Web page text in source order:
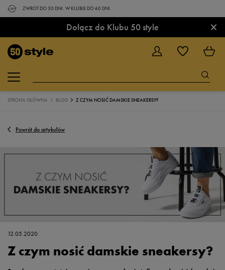
ZWROT DO 30 DNI. W KLUBIE DO 60 DNI.
Dołącz do Klubu 50 style ×
STRONA GŁÓWNA BLOG Z CZYM NOSIĆ DAMSKIE SNEAKERSY?
Powrót do artykułów
12.05.2020
Z czym nosić damskie sneakersy?